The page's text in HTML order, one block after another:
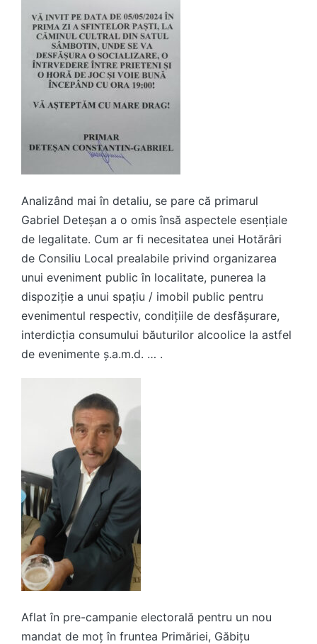
Analizând mai în detaliu, se pare că primarul
Gabriel Deteșan a o omis însă aspectele esențiale
de legalitate. Cum ar fi necesitatea unei Hotărâri
de Consiliu Local prealabile privind organizarea
unui eveniment public în localitate, punerea la
dispoziție a unui spațiu / imobil public pentru
evenimentul respectiv, condițiile de desfășurare,
interdicția consumului băuturilor alcoolice la astfel
de evenimente ș.a.m.d. … .
Aflat în pre-campanie electorală pentru un nou
mandat de moț în fruntea Primăriei, Găbițu